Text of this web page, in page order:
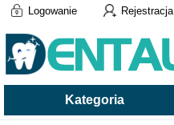
Logowanie Rejestracja
Kategoria